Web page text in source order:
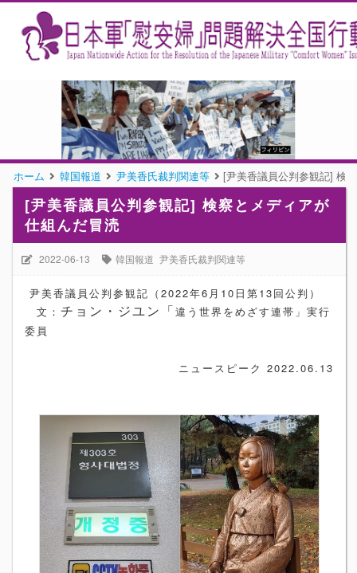
ホーム 韓国報道 尹美香氏裁判関連等 [尹美香議員公判参観記] 検
[尹美香議員公判参観記] 検察とメディアが
仕組んだ冒涜
2022-06-13 韓国報道 尹美香氏裁判関連等
尹美香議員公判参観記（2022年6月10日第13回公判）
文： チョン・ジユン「 違う世界をめざす連帯」実行
委員
ニュースピーク 2022.06.13